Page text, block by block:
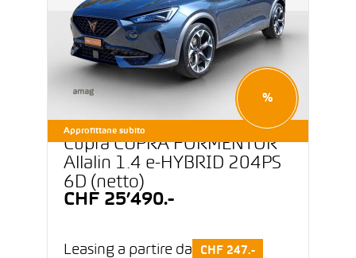
Approfittane subito
%
Cupra CUPRA FORMENTOR
Allalin 1.4 e-HYBRID 204PS
6D (netto)
CHF 25’490.-
Leasing a partire da CHF 247.-